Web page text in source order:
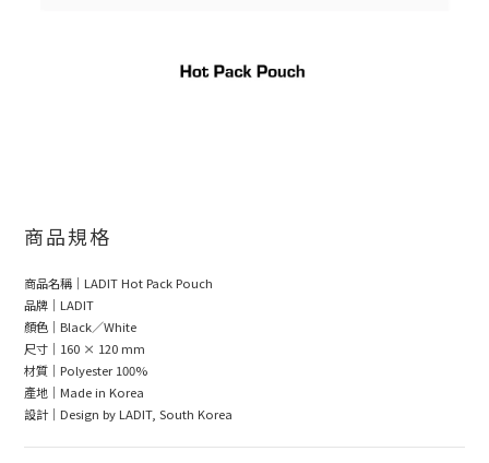
商品規格
商品名稱｜LADIT Hot Pack Pouch
品牌｜LADIT
顏色｜Black／White
尺寸｜160 × 120 mm
材質｜Polyester 100%
產地｜Made in Korea
設計｜Design by LADIT, South Korea